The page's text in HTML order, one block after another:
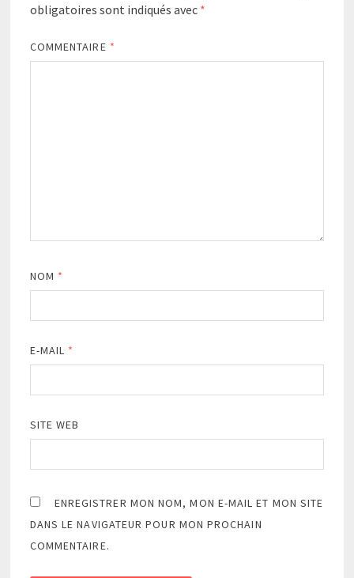
obligatoires sont indiqués avec *
COMMENTAIRE *
NOM *
E-MAIL *
SITE WEB
ENREGISTRER MON NOM, MON E-MAIL ET MON SITE
DANS LE NAVIGATEUR POUR MON PROCHAIN
COMMENTAIRE.